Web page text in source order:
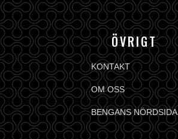
ÖVRIGT
KONTAKT
OM OSS
BENGANS NÖRDSIDA